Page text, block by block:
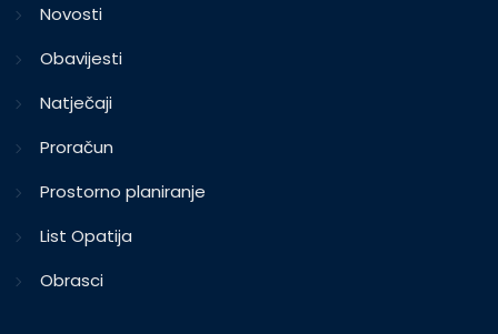
Novosti
Obavijesti
Natječaji
Proračun
Prostorno planiranje
List Opatija
Obrasci